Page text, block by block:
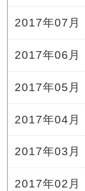
2017年07月
2017年06月
2017年05月
2017年04月
2017年03月
2017年02月